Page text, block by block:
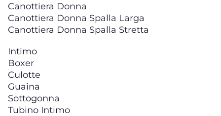
Canottiera Donna
Canottiera Donna Spalla Larga
Canottiera Donna Spalla Stretta
Intimo
Boxer
Culotte
Guaina
Sottogonna
Tubino Intimo